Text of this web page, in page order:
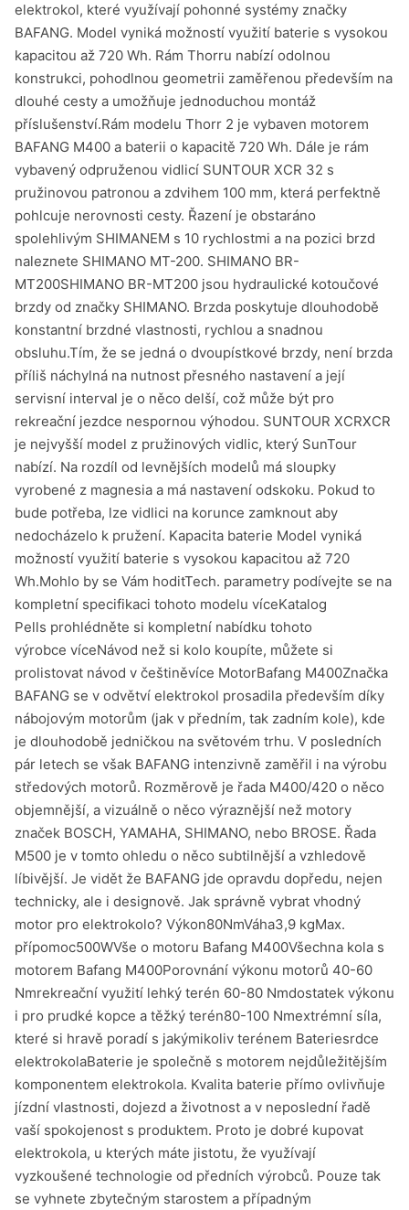
elektrokol, které využívají pohonné systémy značky
BAFANG. Model vyniká možností využití baterie s vysokou
kapacitou až 720 Wh. Rám Thorru nabízí odolnou
konstrukci, pohodlnou geometrii zaměřenou především na
dlouhé cesty a umožňuje jednoduchou montáž
příslušenství.Rám modelu Thorr 2 je vybaven motorem
BAFANG M400 a baterii o kapacitě 720 Wh. Dále je rám
vybavený odpruženou vidlicí SUNTOUR XCR 32 s
pružinovou patronou a zdvihem 100 mm, která perfektně
pohlcuje nerovnosti cesty. Řazení je obstaráno
spolehlivým SHIMANEM s 10 rychlostmi a na pozici brzd
naleznete SHIMANO MT-200. SHIMANO BR-
MT200SHIMANO BR-MT200 jsou hydraulické kotoučové
brzdy od značky SHIMANO. Brzda poskytuje dlouhodobě
konstantní brzdné vlastnosti, rychlou a snadnou
obsluhu.Tím, že se jedná o dvoupístkové brzdy, není brzda
příliš náchylná na nutnost přesného nastavení a její
servisní interval je o něco delší, což může být pro
rekreační jezdce nespornou výhodou. SUNTOUR XCRXCR
je nejvyšší model z pružinových vidlic, který SunTour
nabízí. Na rozdíl od levnějších modelů má sloupky
vyrobené z magnesia a má nastavení odskoku. Pokud to
bude potřeba, lze vidlici na korunce zamknout aby
nedocházelo k pružení. Kapacita baterie Model vyniká
možností využití baterie s vysokou kapacitou až 720
Wh.Mohlo by se Vám hoditTech. parametry podívejte se na
kompletní specifikaci tohoto modelu víceKatalog
Pells prohlédněte si kompletní nabídku tohoto
výrobce víceNávod než si kolo koupíte, můžete si
prolistovat návod v češtiněvíce MotorBafang M400Značka
BAFANG se v odvětví elektrokol prosadila především díky
nábojovým motorům (jak v předním, tak zadním kole), kde
je dlouhodobě jedničkou na světovém trhu. V posledních
pár letech se však BAFANG intenzivně zaměřil i na výrobu
středových motorů. Rozměrově je řada M400/420 o něco
objemnější, a vizuálně o něco výraznější než motory
značek BOSCH, YAMAHA, SHIMANO, nebo BROSE. Řada
M500 je v tomto ohledu o něco subtilnější a vzhledově
líbivější. Je vidět že BAFANG jde opravdu dopředu, nejen
technicky, ale i designově. Jak správně vybrat vhodný
motor pro elektrokolo? Výkon80NmVáha3,9 kgMax.
přípomoc500WVše o motoru Bafang M400Všechna kola s
motorem Bafang M400Porovnání výkonu motorů 40-60
Nmrekreační využití lehký terén 60-80 Nmdostatek výkonu
i pro prudké kopce a těžký terén80-100 Nmextrémní síla,
které si hravě poradí s jakýmikoliv terénem Bateriesrdce
elektrokolaBaterie je společně s motorem nejdůležitějším
komponentem elektrokola. Kvalita baterie přímo ovlivňuje
jízdní vlastnosti, dojezd a životnost a v neposlední řadě
vaší spokojenost s produktem. Proto je dobré kupovat
elektrokola, u kterých máte jistotu, že využívají
vyzkoušené technologie od předních výrobců. Pouze tak
se vyhnete zbytečným starostem a případným